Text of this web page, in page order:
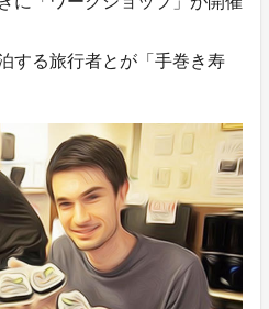
する旅行者とが「手巻き寿